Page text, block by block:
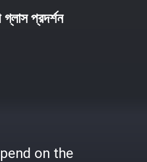
গ্লাস প্রদর্শন
on the